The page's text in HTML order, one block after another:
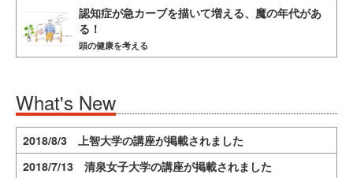
認知症が急カーブを描いて増える、魔の年代があ
る！
頭の健康を考える
What's New
2018/8/3 上智大学の講座が掲載されました
2018/7/13 清泉女子大学の講座が掲載されました